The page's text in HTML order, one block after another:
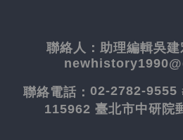
聯絡人： 助理編輯吳
聯絡電話： 02-2782-
115962 臺北市中研院